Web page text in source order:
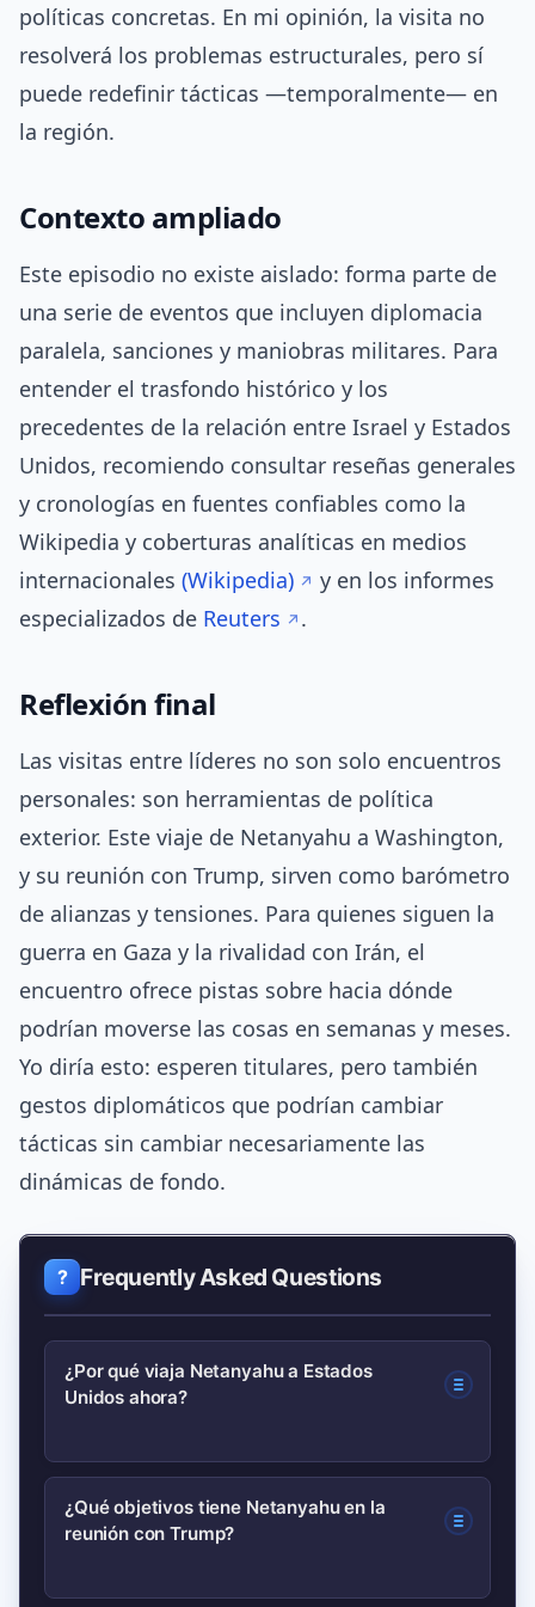
políticas concretas. En mi opinión, la visita no
resolverá los problemas estructurales, pero sí
puede redefinir tácticas —temporalmente— en
la región.
Contexto ampliado
Este episodio no existe aislado: forma parte de
una serie de eventos que incluyen diplomacia
paralela, sanciones y maniobras militares. Para
entender el trasfondo histórico y los
precedentes de la relación entre Israel y Estados
Unidos, recomiendo consultar reseñas generales
y cronologías en fuentes confiables como la
Wikipedia y coberturas analíticas en medios
internacionales (Wikipedia)
y en los informes
especializados de Reuters .
Reflexión final
Las visitas entre líderes no son solo encuentros
personales: son herramientas de política
exterior. Este viaje de Netanyahu a Washington,
y su reunión con Trump, sirven como barómetro
de alianzas y tensiones. Para quienes siguen la
guerra en Gaza y la rivalidad con Irán, el
encuentro ofrece pistas sobre hacia dónde
podrían moverse las cosas en semanas y meses.
Yo diría esto: esperen titulares, pero también
gestos diplomáticos que podrían cambiar
tácticas sin cambiar necesariamente las
dinámicas de fondo.
Frequently Asked Questions
¿Por qué viaja Netanyahu a Estados
Unidos ahora?
Viaja en medio de una intensificación
del conflicto en Gaza y de ataques
¿Qué objetivos tiene Netanyahu en la
reunión con Trump?